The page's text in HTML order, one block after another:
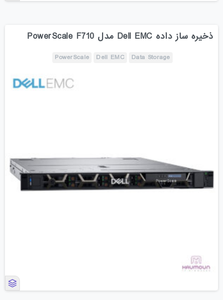
ذخیره ساز داده Dell EMC مدل PowerScale F710
Data Storage
Dell EMC
PowerScale